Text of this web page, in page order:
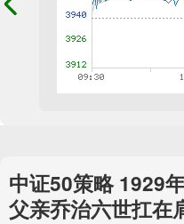
中证50策略 1929
父亲乔治六世扛在